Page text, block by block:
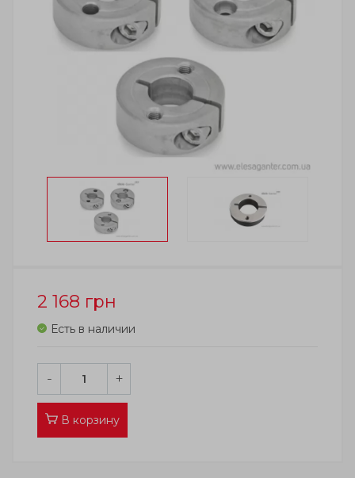
2 168 грн
Есть в наличии
- +
В корзину